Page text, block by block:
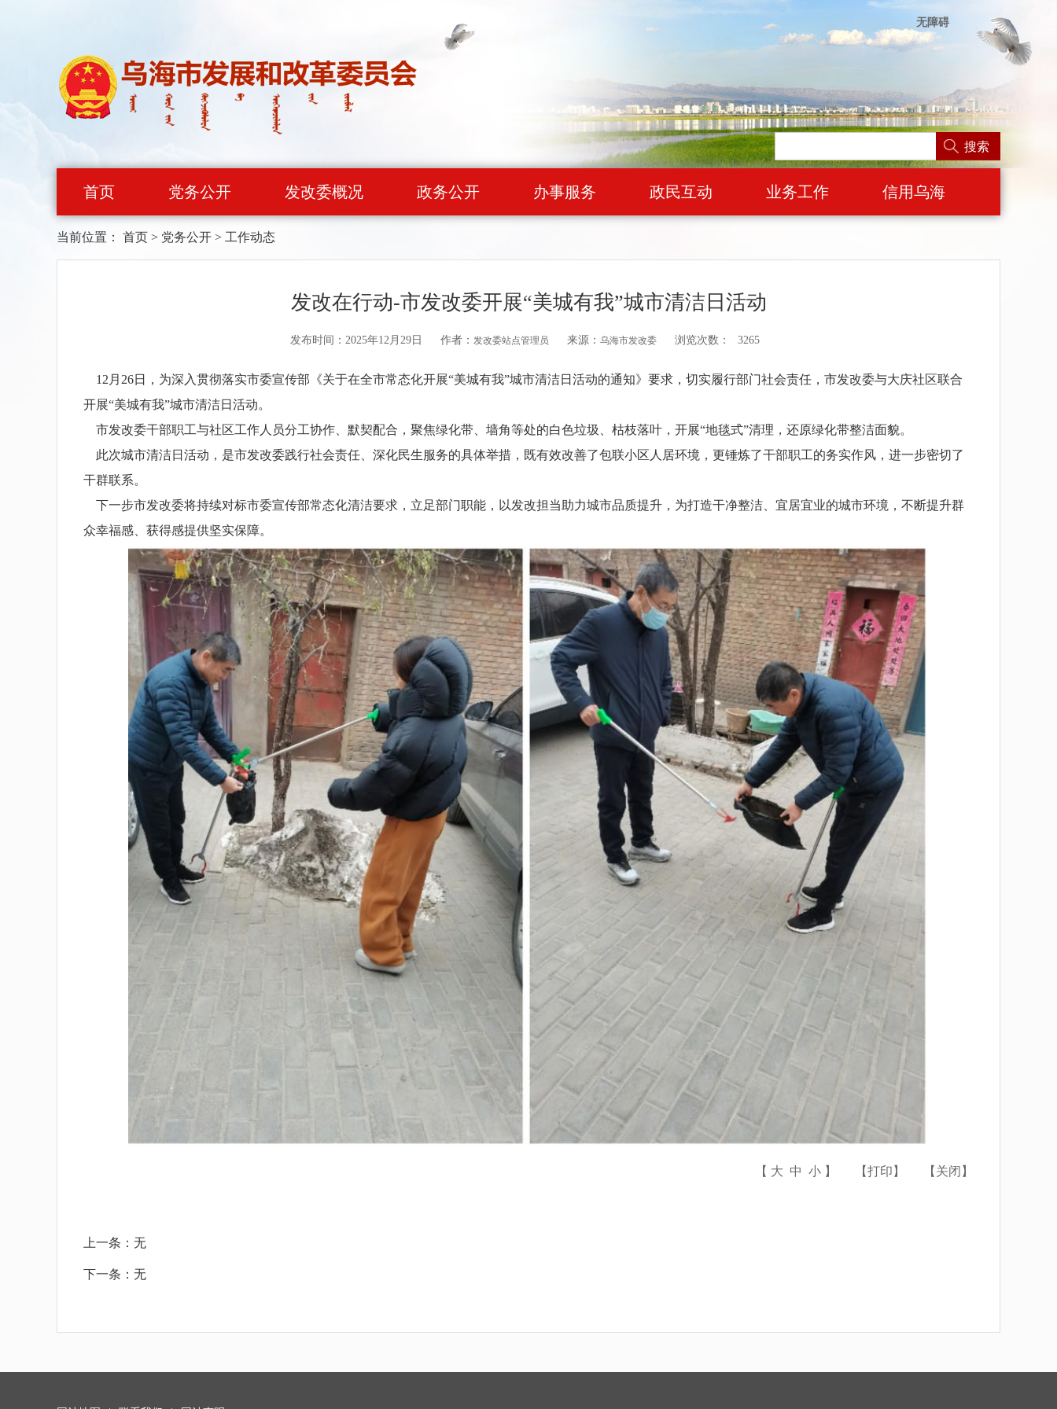
无障碍
搜索
首页 党务公开 发改委概况 政务公开 办事服务 政民互动 业务工作 信用乌海
当前位置： 首页 > 党务公开 > 工作动态
发改在行动-市发改委开展“美城有我”城市清洁日活动
发布时间：2025年12月29日 作者： 发改委站点管理员 来源： 乌海市发改委 浏览次数： 3265
12月26日，为深入贯彻落实市委宣传部《关于在全市常态化开展“美城有我”城市清洁日活动的通知》要求，切实履行部门社会责任，市发改委与大庆社区联合
开展“美城有我”城市清洁日活动。
市发改委干部职工与社区工作人员分工协作、默契配合，聚焦绿化带、墙角等处的白色垃圾、枯枝落叶，开展“地毯式”清理，还原绿化带整洁面貌。​
此次城市清洁日活动，是市发改委践行社会责任、深化民生服务的具体举措，既有效改善了包联小区人居环境，更锤炼了干部职工的务实作风，进一步密切了
干群联系。
下一步市发改委将持续对标市委宣传部常态化清洁要求，立足部门职能，以发改担当助力城市品质提升，为打造干净整洁、宜居宜业的城市环境，不断提升群
众幸福感、获得感提供坚实保障。
【 大 中 小 】 【打印 】 【 关闭 】
上一条： 无
下一条： 无